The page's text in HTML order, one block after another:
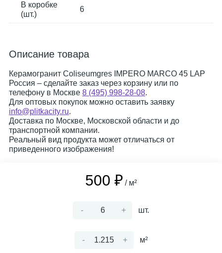
В коробке
(шт.)
6
Описание товара
Керамогранит Coliseumgres IMPERO MARCO 45 LAP
Россия – сделайте заказ через корзину или по
телефону в Москве 8 (495) 998-28-08.
Для оптовых покупок можно оставить заявку
info@plitkacity.ru.
Доставка по Москве, Московской области и до
транспортной компании.
Реальный вид продукта может отличаться от
приведенного изображения!
500 ₽ / м²
- + шт.
- + м²